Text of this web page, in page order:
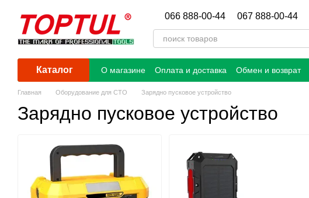
066 888-00-44 067 888-00-44
Каталог О магазине Оплата и доставка Обмен и возврат
Главная Оборудование для СТО Зарядно пусковое устройство
Зарядно пусковое устройство